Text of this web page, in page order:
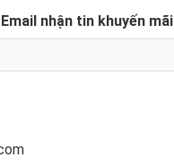
Email nhận tin khuyến mãi